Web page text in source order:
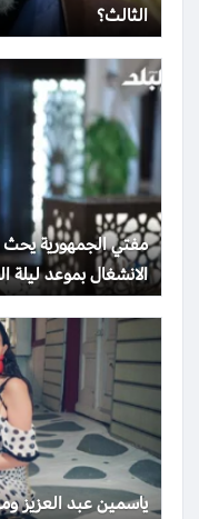
الثالث؟
مفتي الجمهورية يحث
الانشغال بموعد ليلة